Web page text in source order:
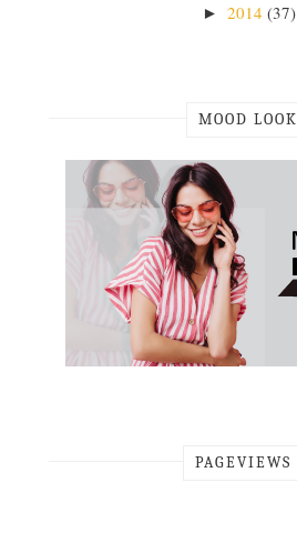
► 2014 (37)
MOOD LOOK
PAGEVIEWS